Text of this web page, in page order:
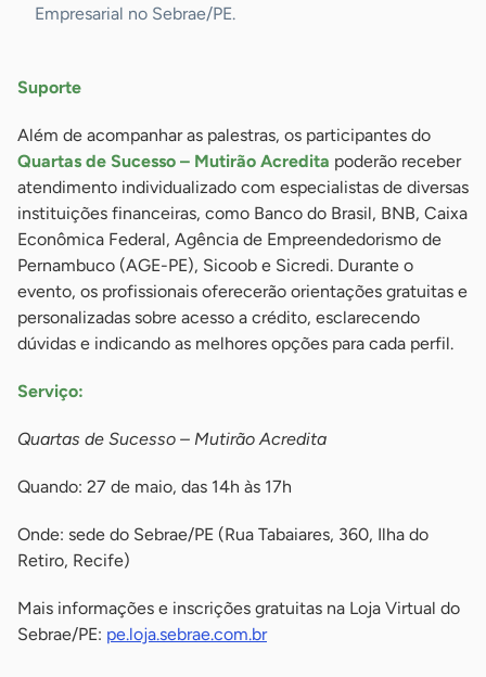
Empresarial no Sebrae/PE.
Suporte
Além de acompanhar as palestras, os participantes do
Quartas de Sucesso – Mutirão Acredita poderão receber
atendimento individualizado com especialistas de diversas
instituições financeiras, como Banco do Brasil, BNB, Caixa
Econômica Federal, Agência de Empreendedorismo de
Pernambuco (AGE-PE), Sicoob e Sicredi. Durante o
evento, os profissionais oferecerão orientações gratuitas e
personalizadas sobre acesso a crédito, esclarecendo
dúvidas e indicando as melhores opções para cada perfil.
Serviço:
Quartas de Sucesso – Mutirão Acredita
Quando: 27 de maio, das 14h às 17h
Onde: sede do Sebrae/PE (Rua Tabaiares, 360, Ilha do
Retiro, Recife)
Mais informações e inscrições gratuitas na Loja Virtual do
Sebrae/PE: pe.loja.sebrae.com.br